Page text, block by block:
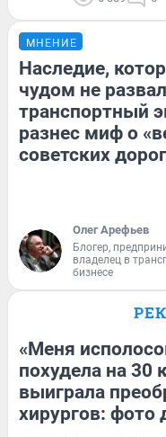
МНЕНИЕ
Наследие,
чудом не
транспортный
разнес миф о
советских
Олег Арефьев
Блогер,
владелец в
бизнесе
«Меня
похудела на 30
выиграла
хирургов: фото